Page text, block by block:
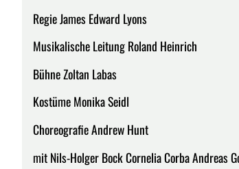
Regie James Edward Lyons
Musikalische Leitung Roland Heinrich
Bühne Zoltan Labas
Kostüme Monika Seidl
Choreografie Andrew Hunt
mit Nils-Holger Bock Cornelia Corba Andreas